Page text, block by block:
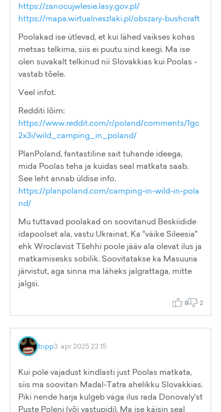
https://zanocujwlesie.lasy.gov.pl/
https://mapa.wirtualneszlaki.pl/obszary-bushcraft
Poolakad ise ütlevad, et kui lähed vaikses kohas
metsas telkima, siis ei puutu sind keegi. Ma ise
olen suvakalt telkinud nii Slovakkias kui Poolas -
vastab tõele.
Veel infot.
Redditi lõim:
https://www.reddit.com/r/poland/comments/1gc
2x3i/wild_camping_in_poland/
PlanPoland, fantastiline sait tuhande ideega,
mida Poolas teha ja kuidas seal matkata saab.
See leht annab üldise info.
https://planpoland.com/camping-in-wild-in-pola
nd/
Mu tuttavad poolakad on soovitanud Beskiidide
idapoolset ala, vastu Ukrainat. Ka "väike Sileesia"
ehk Wroclavist Tšehhi poole jääv ala olevat ilus ja
matkamisesks sobilik. Soovitatakse ka Masuuria
järvistut, aga sinna ma läheks jalgrattaga, mitte
jalgsi.
8 2
tripp3. apr 2025 22:15
Kui pole vajadust kindlasti just Poolas matkata,
siis ma soovitan Madal-Tatra ahelikku Slovakkias.
Piki nende harja kulgeb väga ilus rada Donovaly'st
Puste Poleni (või vastupidi). Ma ise käisin seal